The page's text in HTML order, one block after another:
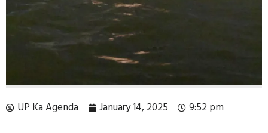
UP Ka Agenda January 14, 2025 9:52 pm